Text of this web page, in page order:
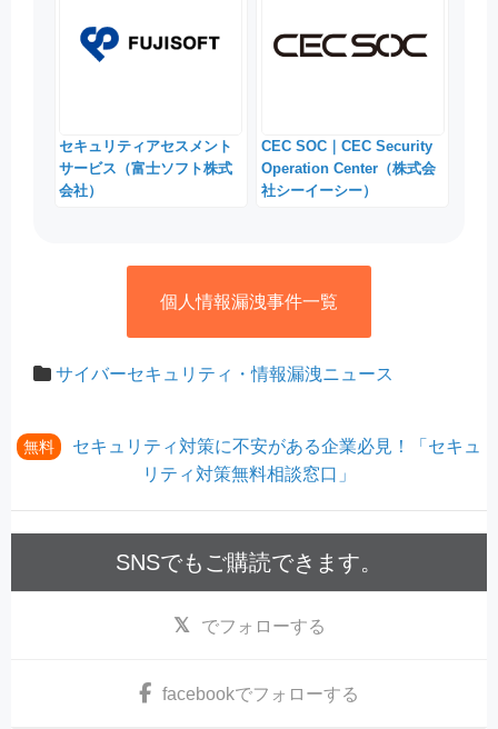
セキュリティアセスメント
サービス（富士ソフト株式
会社）
CEC SOC｜CEC Security
Operation Center（株式会
社シーイーシー）
個人情報漏洩事件一覧
サイバーセキュリティ・情報漏洩ニュース
無料
セキュリティ対策に不安がある企業必見！「セキュ
リティ対策無料相談窓口」
SNSでもご購読できます。
でフォローする
facebookでフォローする